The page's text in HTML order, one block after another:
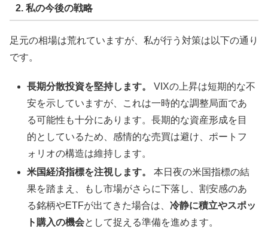
2. 私の今後の戦略
足元の相場は荒れていますが、私が行う対策は以下の通り
です。
長期分散投資を堅持します。
VIXの上昇は短期的な不
安を示していますが、これは一時的な調整局面であ
る可能性も十分にあります。長期的な資産形成を目
的としているため、感情的な売買は避け、ポートフ
ォリオの構造は維持します。
米国経済指標を注視します。
本日夜の米国指標の結
果を踏まえ、もし市場がさらに下落し、割安感のあ
る銘柄やETFが出てきた場合は、冷静に積立やスポッ
ト購入の機会として捉える準備を進めます。